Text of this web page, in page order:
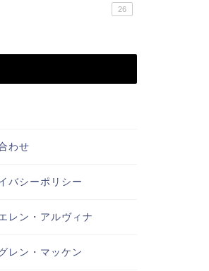
26
わせ
バシーポリシー
レン・アルヴィナ
レン・マッケン